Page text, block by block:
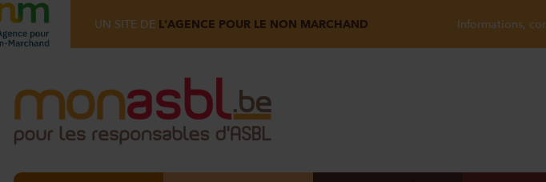
UN SITE DE L'AGENCE POUR LE NON MARCHAND Informations,